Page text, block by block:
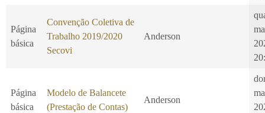
Página
básica
Convenção Coletiva de
Trabalho 2019/2020
Secovi
Anderson
Página
básica
Modelo de Balancete
(Prestação de Contas)
Anderson